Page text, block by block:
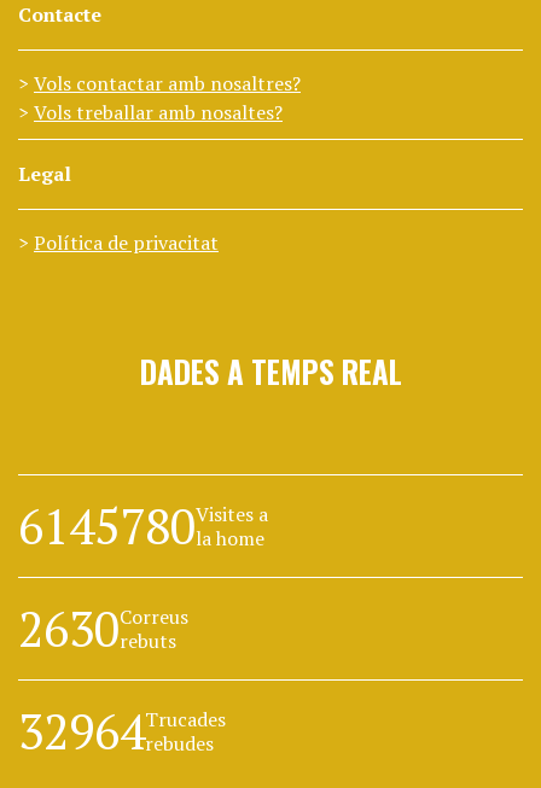
Contacte
Vols contactar amb nosaltres?
Vols treballar amb nosaltes?
Legal
Política de privacitat
DADES A TEMPS REAL
6145780Visites a
la home
2630Correus
rebuts
32964Trucades
rebudes